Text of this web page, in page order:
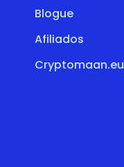
Blogue
Afiliados
Cryptomaan.eu